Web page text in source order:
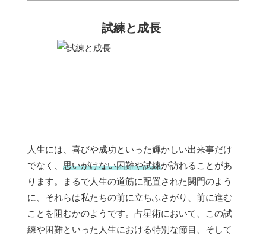
試練と成長
人生には、喜びや成功といった輝かしい出来事だけ
でなく、 思いがけない困難や試練が訪れることがあ
ります。まるで人生の道筋に配置された関門のよう
に、それらは私たちの前に立ちふさがり、前に進む
ことを阻むかのようです。占星術において、この試
練や困難といった人生における特別な節目、そして